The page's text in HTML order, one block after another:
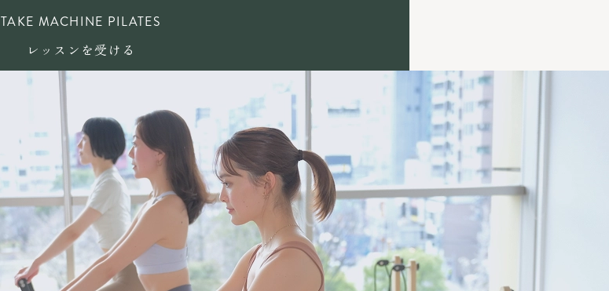
TAKE MACHINE PILATES
レッスンを受ける